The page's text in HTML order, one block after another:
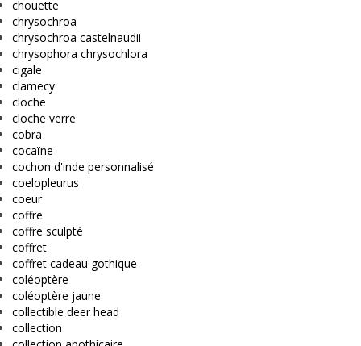
chouette
chrysochroa
chrysochroa castelnaudii
chrysophora chrysochlora
cigale
clamecy
cloche
cloche verre
cobra
cocaïne
cochon d'inde personnalisé
coelopleurus
coeur
coffre
coffre sculpté
coffret
coffret cadeau gothique
coléoptère
coléoptère jaune
collectible deer head
collection